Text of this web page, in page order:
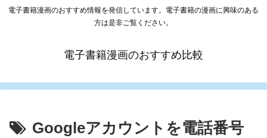
電子書籍漫画のおすすめ情報を発信しています。電子書籍の漫画に興味のある
方は是非ご覧ください。
電子書籍漫画のおすすめ比較
Googleアカウントを電話番号